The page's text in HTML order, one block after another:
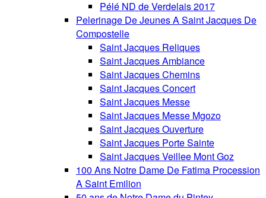
Pélé ND de Verdelais 2017
Pelerinage De Jeunes A Saint Jacques De
Compostelle
Saint Jacques Reliques
Saint Jacques Ambiance
Saint Jacques Chemins
Saint Jacques Concert
Saint Jacques Messe
Saint Jacques Messe Mgozo
Saint Jacques Ouverture
Saint Jacques Porte Sainte
Saint Jacques Veillee Mont Goz
100 Ans Notre Dame De Fatima Procession
A Saint Emilion